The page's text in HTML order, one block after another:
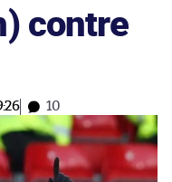
contre
10